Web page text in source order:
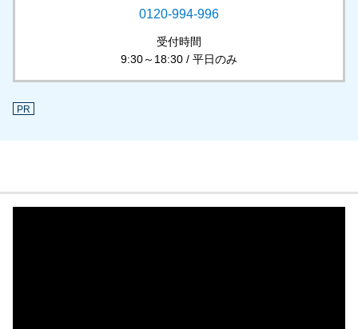
0120-994-996
受付時間
9:30～18:30 / 平日のみ
PR